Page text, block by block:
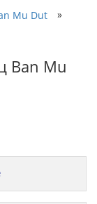
Mu Dut
»
Ban Mu